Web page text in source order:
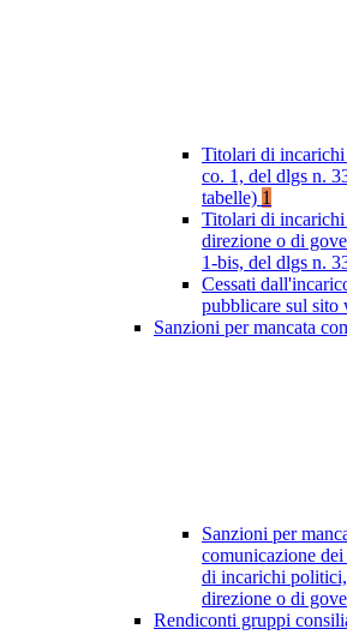
Titolari di
co. 1, del dlgs n.
tabelle) 1
Titolari di
direzione o di
1-bis, del dlgs n.
Cessati
pubblicare sul sito
Sanzioni per mancata
Sanzioni per
comunicazione
di incarichi
direzione o di
Rendiconti gruppi